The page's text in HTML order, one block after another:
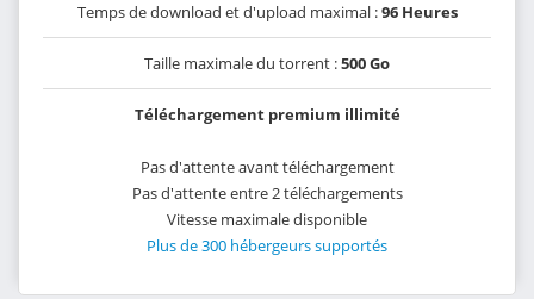
Temps de download et d'upload maximal :96 Heures
Taille maximale du torrent :500 Go
Téléchargement premium illimité
Pas d'attente avant téléchargement
Pas d'attente entre 2 téléchargements
Vitesse maximale disponible
Plus de 300 hébergeurs supportés